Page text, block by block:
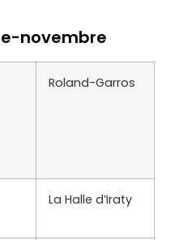
novembre
Roland-Garros
La Halle d’Iraty